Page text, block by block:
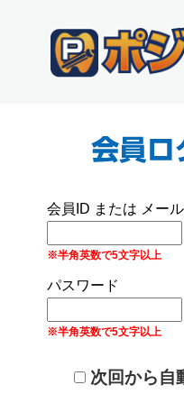
会員ID または メー
※半角英数で5文字以上
パスワード
※半角英数で5文字以上
次回から自